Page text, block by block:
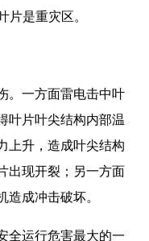
片是重灾区。
。一方面雷电击中叶
叶片叶尖结构内部温
上升，造成叶尖结构
出现开裂；另一方面
成冲击破坏。
全运行危害最大的一